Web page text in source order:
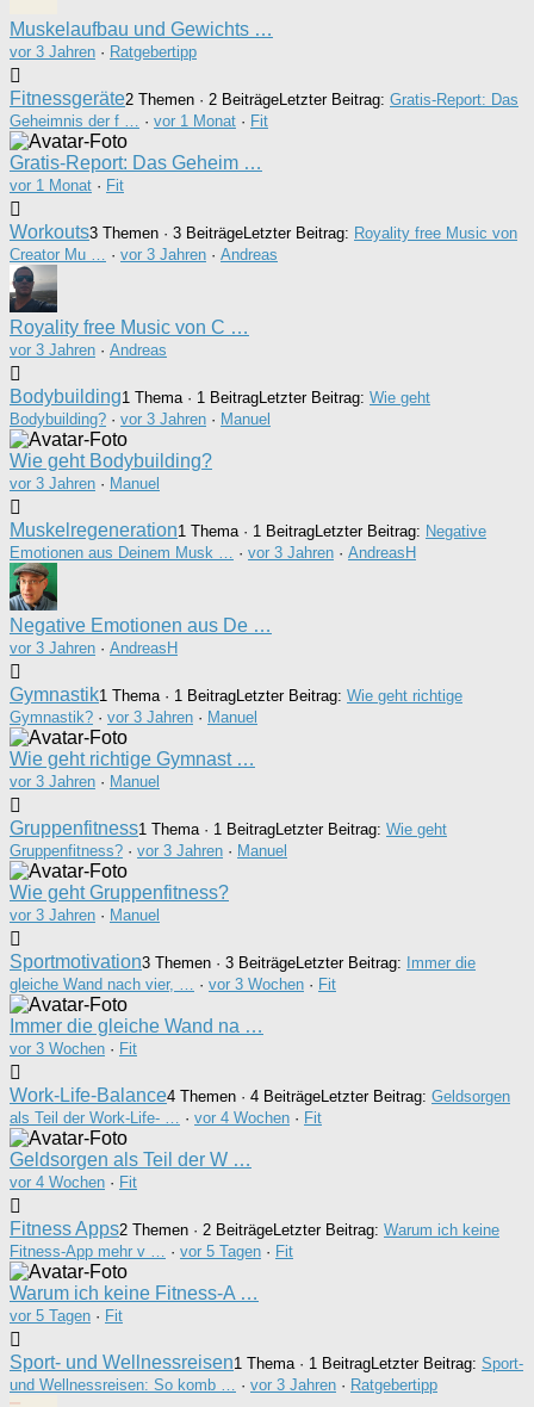
Muskelaufbau und Gewichts …
vor 3 Jahren · Ratgebertipp
Fitnessgeräte2 Themen · 2 BeiträgeLetzter Beitrag: Gratis-Report: Das
Geheimnis der f …
· vor 1 Monat · Fit
Gratis-Report: Das Geheim …
vor 1 Monat · Fit
Workouts3 Themen · 3 BeiträgeLetzter Beitrag: Royality free Music von
Creator Mu …
· vor 3 Jahren · Andreas
Royality free Music von C …
vor 3 Jahren · Andreas
Bodybuilding1 Thema · 1 BeitragLetzter Beitrag: Wie geht
Bodybuilding? · vor 3 Jahren · Manuel
Wie geht Bodybuilding?
vor 3 Jahren · Manuel
Muskelregeneration1 Thema · 1 BeitragLetzter Beitrag: Negative
Emotionen aus Deinem Musk …
· vor 3 Jahren · AndreasH
Negative Emotionen aus De …
vor 3 Jahren · AndreasH
Gymnastik1 Thema · 1 BeitragLetzter Beitrag: Wie geht richtige
Gymnastik? · vor 3 Jahren · Manuel
Wie geht richtige Gymnast …
vor 3 Jahren · Manuel
Gruppenfitness1 Thema · 1 BeitragLetzter Beitrag: Wie geht
Gruppenfitness? · vor 3 Jahren · Manuel
Wie geht Gruppenfitness?
vor 3 Jahren · Manuel
Sportmotivation3 Themen · 3 BeiträgeLetzter Beitrag: Immer die
gleiche Wand nach vier, …
· vor 3 Wochen · Fit
Immer die gleiche Wand na …
vor 3 Wochen · Fit
Work-Life-Balance4 Themen · 4 BeiträgeLetzter Beitrag: Geldsorgen
als Teil der Work-Life- …
· vor 4 Wochen · Fit
Geldsorgen als Teil der W …
vor 4 Wochen · Fit
Fitness Apps2 Themen · 2 BeiträgeLetzter Beitrag: Warum ich keine
Fitness-App mehr v …
· vor 5 Tagen · Fit
Warum ich keine Fitness-A …
vor 5 Tagen · Fit
Sport- und Wellnessreisen1 Thema · 1 BeitragLetzter Beitrag: Sport-
und Wellnessreisen: So komb …
· vor 3 Jahren · Ratgebertipp